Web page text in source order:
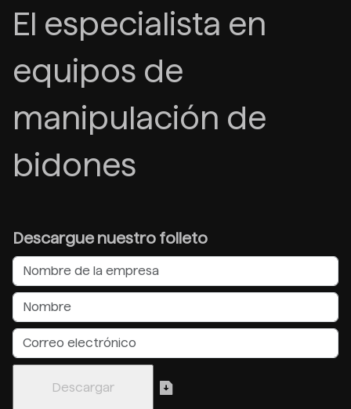
El especialista en
equipos de
manipulación de
bidones
Descargue nuestro folleto